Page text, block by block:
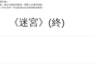
《迷宮》(終)